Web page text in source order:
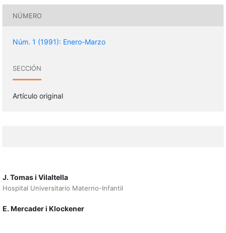
NÚMERO
Núm. 1 (1991): Enero-Marzo
SECCIÓN
Artículo original
J. Tomas i Vilaltella
Hospital Universitario Materno-Infantil
E. Mercader i Klockener